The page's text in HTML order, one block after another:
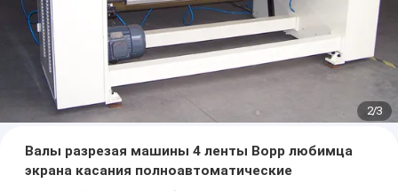
2/3
Валы разрезая машины 4 ленты Bopp любимца
экрана касания полноавтоматические